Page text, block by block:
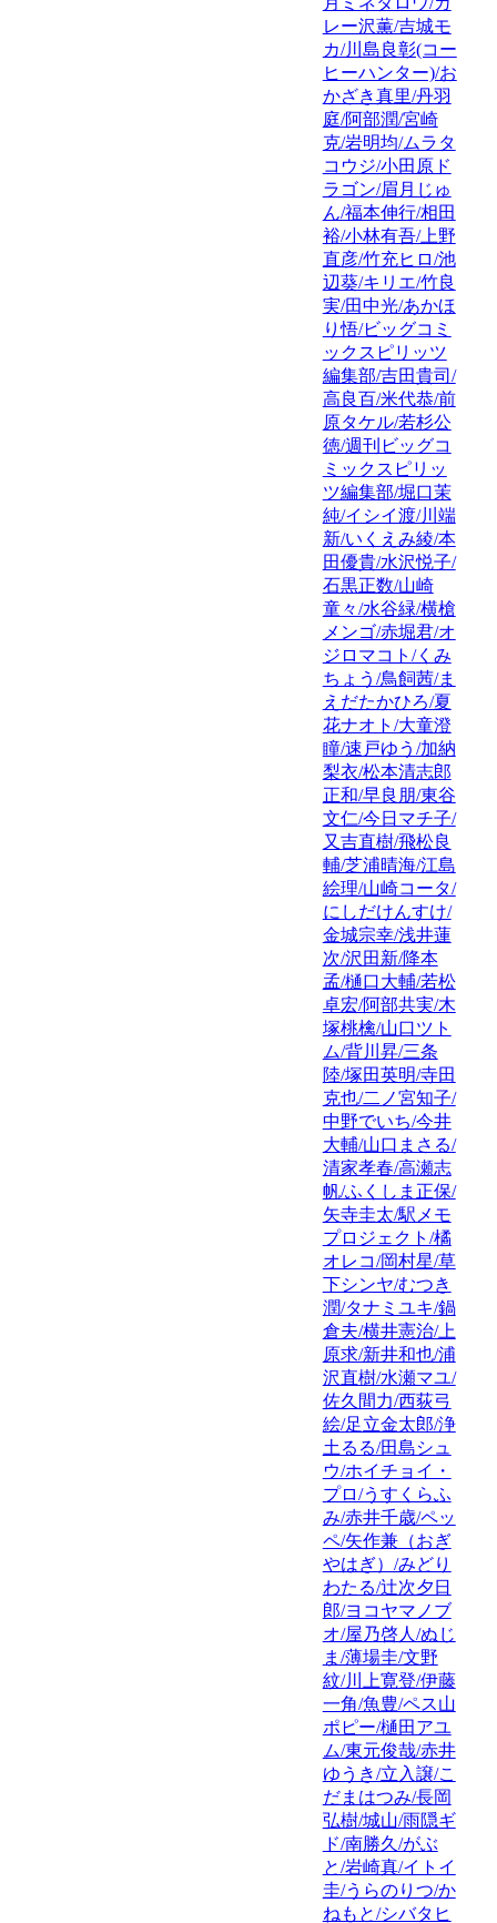
レー沢薫/吉城モ
カ/川島良彰(コー
ヒーハンター)/お
かざき真里/丹羽
庭/阿部潤/宮崎
克/岩明均/ムラタ
コウジ/小田原ド
ラゴン/眉月じゅ
ん/福本伸行/相田
裕/小林有吾/上野
直彦/竹充ヒロ/池
辺葵/キリエ/竹良
実/田中光/あかほ
り悟/ビッグコミ
ックスピリッツ
編集部/吉田貴司/
高良百/米代恭/前
原タケル/若杉公
徳/週刊ビッグコ
ミックスピリッ
ツ編集部/堀口茉
純/イシイ渡/川端
新/いくえみ綾/本
田優貴/水沢悦子/
石黒正数/山崎
童々/水谷緑/横槍
メンゴ/赤堀君/オ
ジロマコト/くみ
ちょう/鳥飼茜/ま
えだたかひろ/夏
花ナオト/大童澄
瞳/速戸ゆう/加納
梨衣/松本清志郎
正和/早良朋/東谷
文仁/今日マチ子/
又吉直樹/飛松良
輔/芝浦晴海/江島
絵理/山崎コータ/
にしだけんすけ/
金城宗幸/浅井蓮
次/沢田新/降本
孟/樋口大輔/若松
卓宏/阿部共実/木
塚桃檎/山口ツト
ム/背川昇/三条
陸/塚田英明/寺田
克也/二ノ宮知子/
中野でいち/今井
大輔/山口まさる/
清家孝春/高瀬志
帆/ふくしま正保/
矢寺圭太/駅メモ
プロジェクト/橘
オレコ/岡村星/草
下シンヤ/むつき
潤/タナミユキ/鍋
倉夫/横井憲治/上
原求/新井和也/浦
沢直樹/水瀬マユ/
佐久間力/西荻弓
絵/足立金太郎/浄
土るる/田島シュ
ウ/ホイチョイ・
プロ/うすくらふ
み/赤井千歳/ペッ
ペ/矢作兼（おぎ
やはぎ）/みどり
わたる/辻次夕日
郎/ヨコヤマノブ
オ/屋乃啓人/ぬじ
ま/薄場圭/文野
紋/川上寛登/伊藤
一角/魚豊/ペス山
ポピー/樋田アユ
ム/東元俊哉/赤井
ゆうき/立入譲/こ
だまはつみ/長岡
弘樹/城山/雨隠ギ
ド/南勝久/がぶ
と/岩崎真/イトイ
圭/うらのりつ/か
ねもと/シバタヒ